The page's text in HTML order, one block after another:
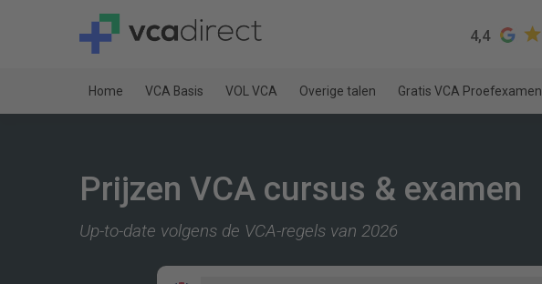
4,4
Home VCA Basis VOL VCA Overige talen Gratis VCA Proefexamen
Prijzen VCA cursus & examen
Up-to-date volgens de VCA-regels van 2026